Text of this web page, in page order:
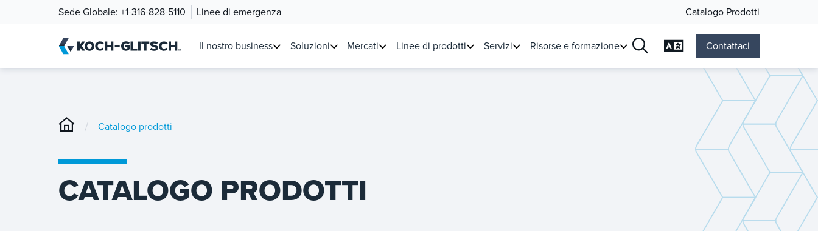
Sede Globale: +1-316-828-5110 Linee di emergenza Catalogo Prodotti
Il nostro business Soluzioni Mercati Linee di prodotti Servizi Risorse e formazione Cambia lingua
Contattaci
/ Catalogo prodotti
CATALOGO PRODOTTI